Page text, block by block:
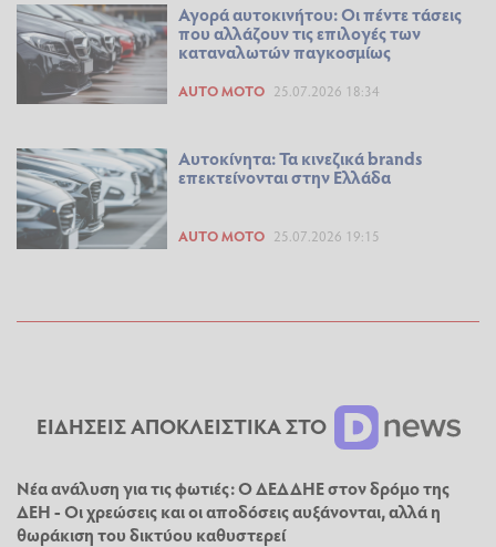
Αγορά αυτοκινήτου: Οι πέντε τάσεις
που αλλάζουν τις επιλογές των
καταναλωτών παγκοσμίως
AUTO MOTO 25.07.2026 18:34
Αυτοκίνητα: Τα κινεζικά brands
επεκτείνονται στην Ελλάδα
AUTO MOTO 25.07.2026 19:15
ΕΙΔΗΣΕΙΣ ΑΠΟΚΛΕΙΣΤΙΚΑ ΣΤΟ
Νέα ανάλυση για τις φωτιές: Ο ΔΕΔΔΗΕ στον δρόμο της
ΔΕΗ - Οι χρεώσεις και οι αποδόσεις αυξάνονται, αλλά η
θωράκιση του δικτύου καθυστερεί